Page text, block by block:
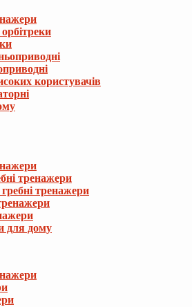
користувачів
тренажери
тренажери
для дому